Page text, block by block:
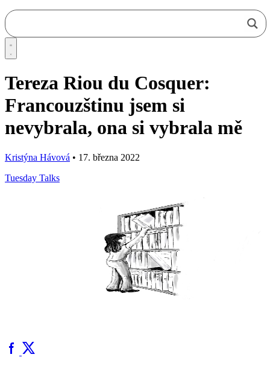
Tereza Riou du Cosquer:
Francouzštinu jsem si
nevybrala, ona si vybrala mě
Kristýna Hávová • 17. března 2022
Tuesday Talks